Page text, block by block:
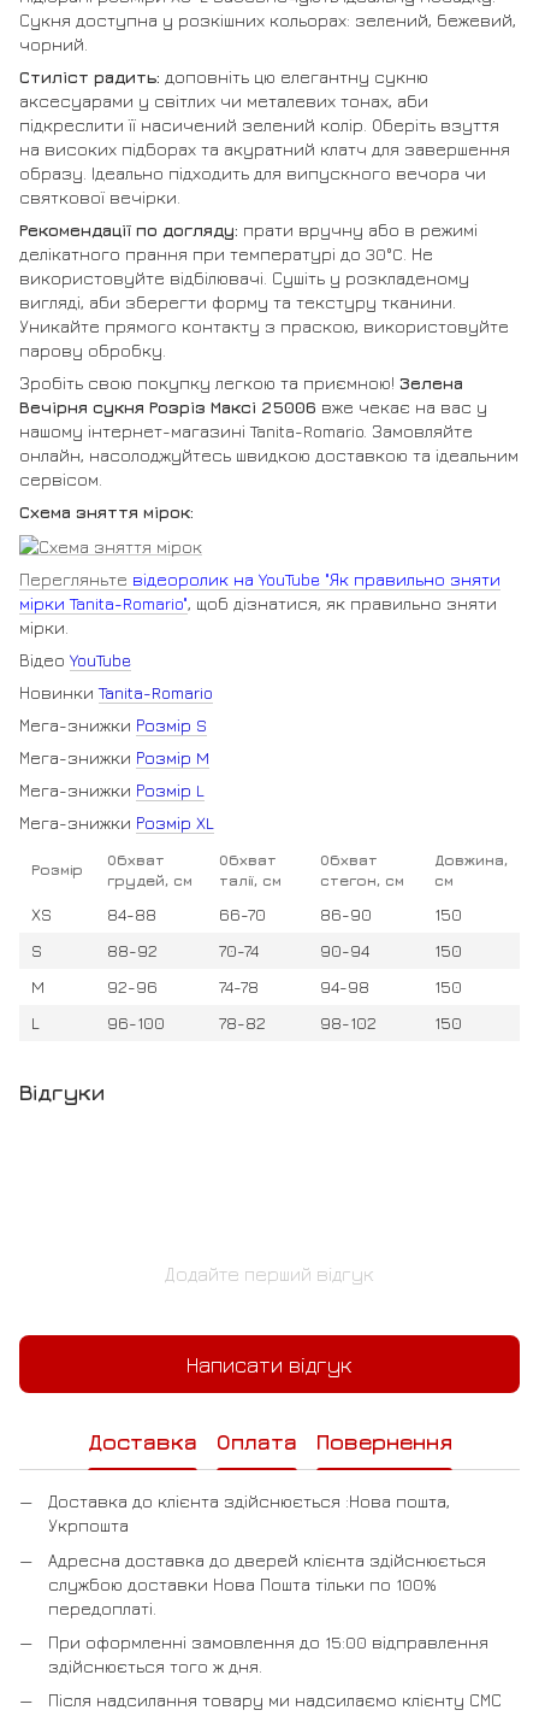
Сукня доступна у розкішних кольорах: зелений, бежевий,
чорний.
Стиліст радить: доповніть цю елегантну сукню
аксесуарами у світлих чи металевих тонах, аби
підкреслити її насичений зелений колір. Оберіть взуття
на високих підборах та акуратний клатч для завершення
образу. Ідеально підходить для випускного вечора чи
святкової вечірки.
Рекомендації по догляду: прати вручну або в режимі
делікатного прання при температурі до 30°C. Не
використовуйте відбілювачі. Сушіть у розкладеному
вигляді, аби зберегти форму та текстуру тканини.
Уникайте прямого контакту з праскою, використовуйте
парову обробку.
Зробіть свою покупку легкою та приємною! Зелена
Вечірня сукня Розріз Максі 25006 вже чекає на вас у
нашому інтернет-магазині Tanita-Romario. Замовляйте
онлайн, насолоджуйтесь швидкою доставкою та ідеальним
сервісом.
Схема зняття мірок:
Перегляньте відеоролик на YouTube "Як правильно зняти
мірки Tanita-Romario", щоб дізнатися, як правильно зняти
мірки.
Відео YouTube
НовинкиTanita-Romario
Мега-знижки Розмір S
Мега-знижки Розмір M
Мега-знижки Розмір L
Мега-знижки Розмір XL
Розмір
Обхват
грудей, см
Обхват
талії, см
Обхват
стегон, см
Довжина,
см
XS 84-88 66-70 86-90
150
S
88-92 70-74 90-94
150
M
92-96 74-78 94-98
150
L
96-100 78-82 98-102 150
Відгуки
Додайте перший відгук
Написати відгук
Доставка Оплата Повернення
Доставка до клієнта здійснюється :Нова пошта,
Укрпошта
Адресна доставка до дверей клієнта здійснюється
службою доставки Нова Пошта тільки по 100%
передоплаті.
При оформленні замовлення до 15:00 відправлення
здійснюється того ж дня.
Після надсилання товару ми надсилаємо клієнту СМС